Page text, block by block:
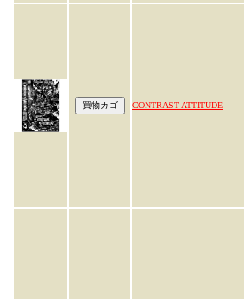
CONTRAST ATTITUDE